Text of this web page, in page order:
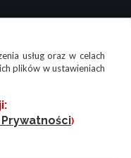
usług oraz w celach
plików w ustawieniach
)